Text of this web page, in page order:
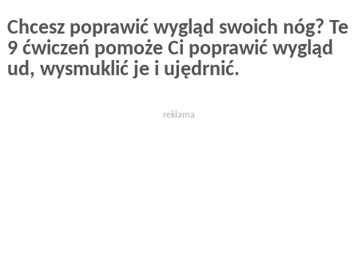
Chcesz poprawić wygląd swoich nóg? Te
9 ćwiczeń pomoże Ci poprawić wygląd
ud, wysmuklić je i ujędrnić.
reklama